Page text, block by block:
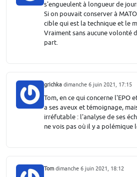
s'engueulent à longueur de
Si on pouvait conserver à
cible qui est la technique et le
Vraiment sans aucune volonté
part.
grichka dimanche 6 juin 2021, 17:15
Tom, en ce qui concerne l'EPO
a ses aveux et témoignage,
irréfutable : l'analyse de ses
ne vois pas où il y a
Tom dimanche 6 juin 2021, 18:12